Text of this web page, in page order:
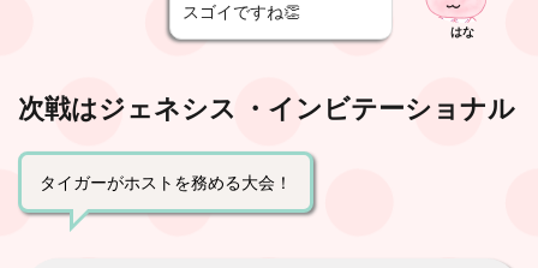
スゴイですね👏
はな
次戦はジェネシス ・インビテーショナル
タイガーがホストを務める大会！